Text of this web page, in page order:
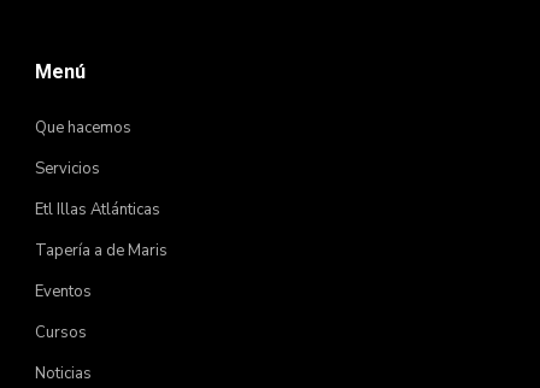
Menú
Que hacemos
Servicios
Etl Illas Atlánticas
Tapería a de Maris
Eventos
Cursos
Noticias